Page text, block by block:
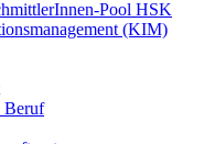
Pool HSK
(KIM)
Beruf